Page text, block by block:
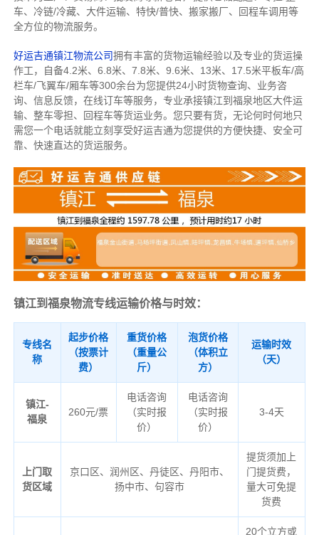
车、冷链/冷藏、大件运输、特快/普快、搬家搬厂、回程车调用等
全方位的物流服务。
好运吉通镇江物流公司拥有丰富的货物运输经验以及专业的货运操
作工，自备4.2米、6.8米、7.8米、9.6米、13米、17.5米平板车/高
栏车/飞翼车/厢车等300余台为您提供24小时货物查询、业务咨
询、信息反馈，在线订车等服务， 专业承接镇江到福泉地区大件运
输、整车零担、回程车等货运业务。 您只要有货，无论何时何地只
需您一个电话就能立刻享受好运吉通为您提供的方便快捷、安全可
靠、快速直达的货运服务。
镇江到福泉物流专线运输价格与时效：
专线名
称
起步价格
（按票计
费）
重货价格
（重量公
斤）
泡货价格
（体积立
方）
运输时效
（天）
镇江-
福泉
260元/票
电话咨询
（实时报
价）
电话咨询
（实时报
价）
3-4天
上门取
货区域
京口区、润州区、丹徒区、丹阳市、
扬中市、句容市
提货须加上
门提货费，
量大可免提
货费
20个立方或